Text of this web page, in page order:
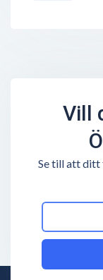
Vill
Se till att ditt